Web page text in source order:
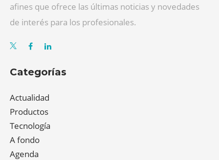
afines que ofrece las últimas noticias y novedades
de interés para los profesionales.
Categorías
Actualidad
Productos
Tecnología
A fondo
Agenda